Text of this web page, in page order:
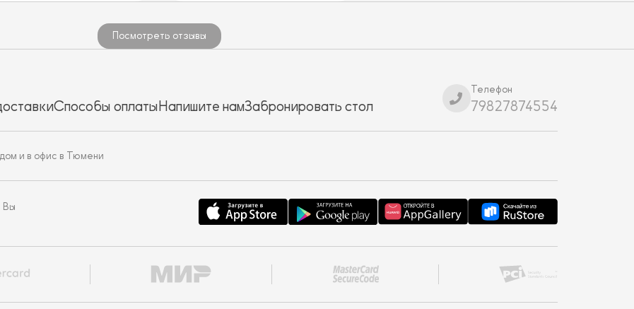
Посмотреть отзывы
Способы оплатыНапишите намЗабронировать стол
Телефон
79827874554
и в офис в Тюмени